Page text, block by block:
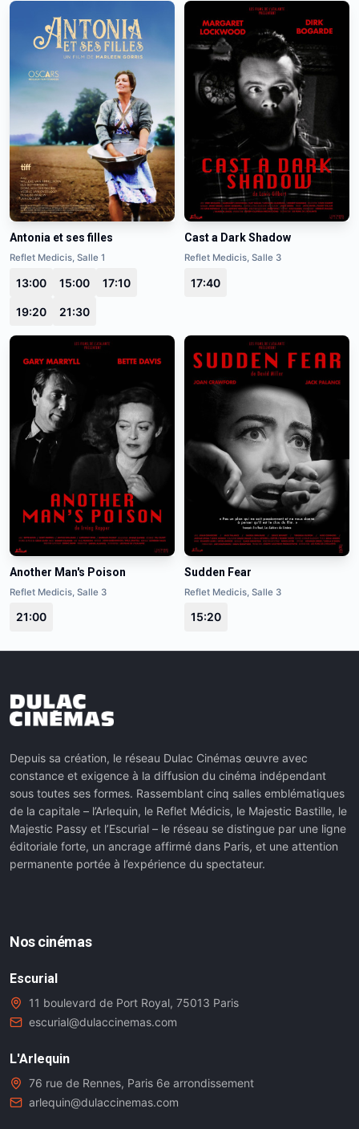
Antonia et ses filles
Reflet Medicis, Salle 1
13:00 15:00 17:10
19:20 21:30
Cast a Dark Shadow
Reflet Medicis, Salle 3
17:40
Another Man's Poison
Reflet Medicis, Salle 3
21:00
Sudden Fear
Reflet Medicis, Salle 3
15:20
Depuis sa création, le réseau Dulac Cinémas œuvre avec
constance et exigence à la diffusion du cinéma indépendant
sous toutes ses formes. Rassemblant cinq salles emblématiques
de la capitale – l’Arlequin, le Reflet Médicis, le Majestic Bastille, le
Majestic Passy et l’Escurial – le réseau se distingue par une ligne
éditoriale forte, un ancrage affirmé dans Paris, et une attention
permanente portée à l’expérience du spectateur.
Nos cinémas
Escurial
11 boulevard de Port Royal, 75013 Paris
escurial@dulaccinemas.com
L'Arlequin
76 rue de Rennes, Paris 6e arrondissement
arlequin@dulaccinemas.com